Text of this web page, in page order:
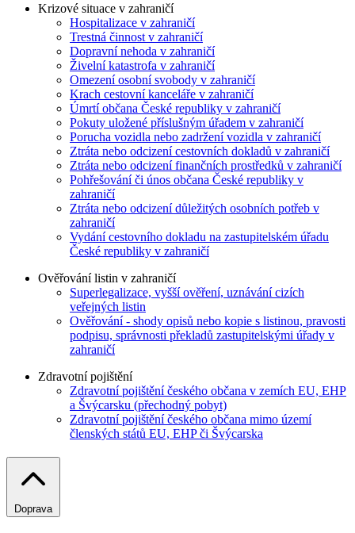
Krizové situace v zahraničí
Hospitalizace v zahraničí
Trestná činnost v zahraničí
Dopravní nehoda v zahraničí
Živelní katastrofa v zahraničí
Omezení osobní svobody v zahraničí
Krach cestovní kanceláře v zahraničí
Úmrtí občana České republiky v zahraničí
Pokuty uložené příslušným úřadem v zahraničí
Porucha vozidla nebo zadržení vozidla v zahraničí
Ztráta nebo odcizení cestovních dokladů v zahraničí
Ztráta nebo odcizení finančních prostředků v zahraničí
Pohřešování či únos občana České republiky v
zahraničí
Ztráta nebo odcizení důležitých osobních potřeb v
zahraničí
Vydání cestovního dokladu na zastupitelském úřadu
České republiky v zahraničí
Ověřování listin v zahraničí
Superlegalizace, vyšší ověření, uznávání cizích
veřejných listin
Ověřování - shody opisů nebo kopie s listinou, pravosti
podpisu, správnosti překladů zastupitelskými úřady v
zahraničí
Zdravotní pojištění
Zdravotní pojištění českého občana v zemích EU, EHP
a Švýcarsku (přechodný pobyt)
Zdravotní pojištění českého občana mimo území
členských států EU, EHP či Švýcarska
Doprava